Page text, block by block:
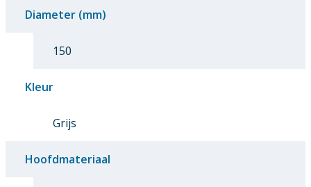
Diameter (mm)
150
Kleur
Grijs
Hoofdmateriaal